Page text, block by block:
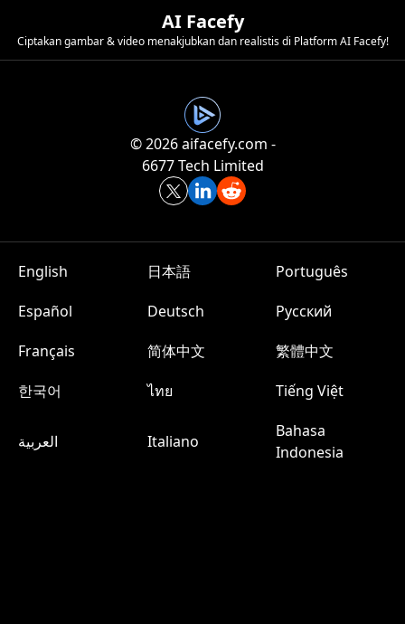
AI Facefy
Ciptakan gambar & video menakjubkan dan realistis di Platform AI Facefy!
©️ 2026 aifacefy.com -
6677 Tech Limited
English 日本語
Português
Español
Deutsch
Русский
Français
简体中文
繁體中文
한국어
ไทย Tiếng Việt
العربية Italiano
Bahasa
Indonesia